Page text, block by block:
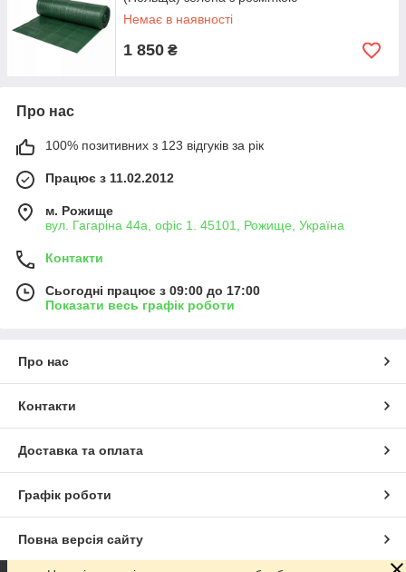
Немає в наявності
1 850 ₴
Про нас
100% позитивних з 123 відгуків за рік
Працює з 11.02.2012
м. Рожище
вул. Гагаріна 44а, офіс 1. 45101, Рожище, Україна
Контакти
Сьогодні працює з 09:00 до 17:00
Показати весь графік роботи
Про нас
Контакти
Доставка та оплата
Графік роботи
Повна версія сайту